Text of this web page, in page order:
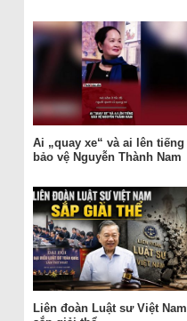
Ai „quay xe“ và ai lên tiếng
bảo vệ Nguyễn Thành Nam
Liên đoàn Luật sư Việt Nam